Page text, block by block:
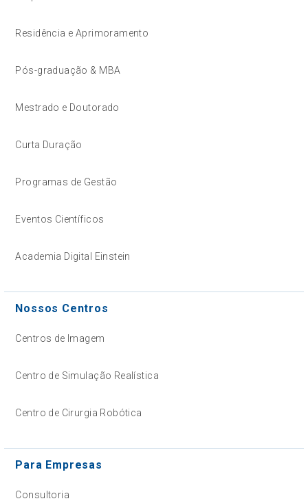
Residência e Aprimoramento
Pós-graduação & MBA
Mestrado e Doutorado
Curta Duração
Programas de Gestão
Eventos Científicos
Academia Digital Einstein
Nossos Centros
Centros de Imagem
Centro de Simulação Realística
Centro de Cirurgia Robótica
Para Empresas
Consultoria